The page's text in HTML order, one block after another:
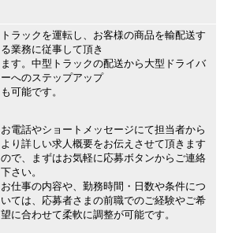
トラックを運転し、お客様の商品を輸配送す
る業務に従事して頂き
ます。中型トラックの配送から大型ドライバ
ーへのステップアップ
も可能です。
お電話やショートメッセージにて担当者から
より詳しい求人概要をお伝えさせて頂きます
ので、まずはお気軽に応募ボタンからご連絡
下さい。
お仕事の内容や、勤務時間・日数や条件につ
いては、応募者さまの前職でのご経験やご希
望に合わせて柔軟に調整が可能です。